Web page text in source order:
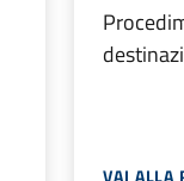
VAI ALLA